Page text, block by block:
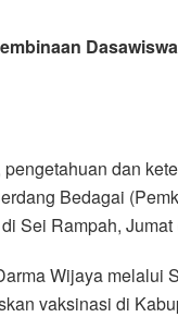
dan
Bedagai
Sei Rampah, Jumat
Wijaya melalui
vaksinasi di